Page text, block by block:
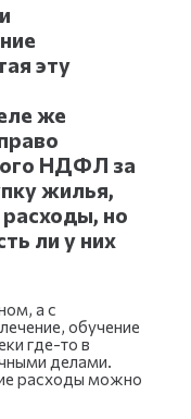
эту
же
НДФЛ за
жилья,
расходы, но
ли у них
а с
обучение
где-то в
делами.
расходы можно